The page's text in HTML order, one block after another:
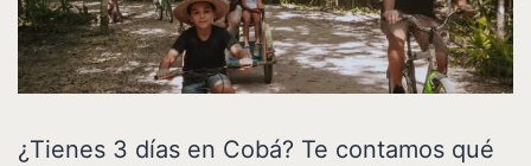
¿Tienes 3 días en Cobá? Te contamos qué